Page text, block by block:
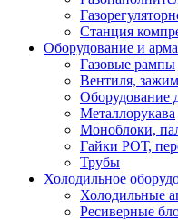
Станция
Оборудование и
Газовые рампы
Вентиля,
Оборудование
Металлорукава
Моноблоки,
Гайки РОТ,
Трубы
Холодильное
Холодильные
Ресиверные